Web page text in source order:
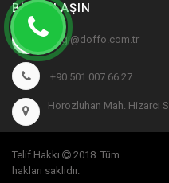
BIZE ULAŞIN
bilgi@doffo.com.tr
+90 501 007 66 27
Horozluhan Mah. Hizarcı
Telif Hakkı
2018. Tüm
hakları saklıdır.